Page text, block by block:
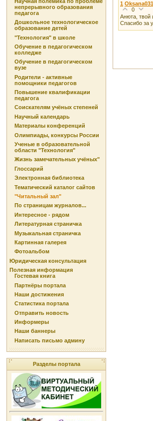
непрерывного образования
педагога
Дошкольное технологическое
образование детей
"Технология" в школе
Обучение в педагогическом
колледже
Обучение в педагогическом
вузе
Родители - активные
помощники педагогов
Повышение квалификации
педагога
Соискателям учёных степеней
Научный календарь
Материалы конференций
Олимпиады, конкурсы России
Ученые в образовательной
области "Технология"
Жизнь замечательных учёных"
Глоссарий
Электронная библиотека
Тематический каталог сайтов
"Читальный зал"
По страницам журналов...
Интересное - рядом
Литературная страничка
Музыкальная страничка
Картинная галерея
Фотоальбом
Юридическая консультация
Полезная информация
Гостевая книга
Партнёры портала
Наши достижения
Статистика портала
Отправить новость
Информеры
Наши баннеры
Написать письмо админу
Разделы портала
1
0
Анюта, твой
Спасибо за